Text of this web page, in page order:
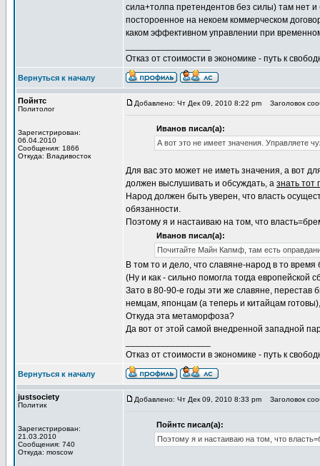
сила+толпа претендентов без силы) там нет
постороенное на некоем коммерческом
каком эффективном управлении при
Отказ от стоимости в экономике - путь к
Вернуться к началу
Пойнтс
Политолог
Зарегистрирован:
06.04.2010
Сообщения: 1866
Откуда: Владивосток
Добавлено: Чт Дек 09, 2010 8:22 pm Заголовок
Иванов писал(а):
А вот это не имеет значения. Управляете
Для вас это может не иметь значения, а вот
должен выслушивать и обсуждать, а знать тот
Народ должен быть уверен, что власть
обязанности.
Поэтому я и настаиваю на том, что
Иванов писал(а):
Почитайте Майн Капмф, там есть
В том то и дело, что славяне-народ в то
(Ну и как - сильно помогла тогда европейской
Зато в 80-90-е годы эти же славяне,
немцам, японцам (а теперь и китайцам
Откуда эта метаморфоза?
Да вот от этой самой внедренной западной
Отказ от стоимости в экономике - путь к
Вернуться к началу
justsociety
Политик
Зарегистрирован:
21.03.2010
Сообщения: 740
Откуда: moscow
Добавлено: Чт Дек 09, 2010 8:33 pm Заголовок
Пойнтс писал(а):
Поэтому я и настаиваю на том, что